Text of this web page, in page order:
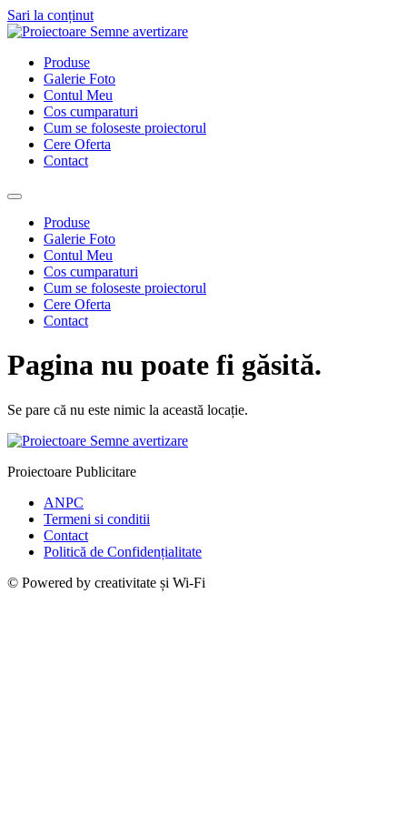
Sari la conținut
Produse
Galerie Foto
Contul Meu
Cos cumparaturi
Cum se foloseste proiectorul
Cere Oferta
Contact
Produse
Galerie Foto
Contul Meu
Cos cumparaturi
Cum se foloseste proiectorul
Cere Oferta
Contact
Pagina nu poate fi găsită.
Se pare că nu este nimic la această locație.
Proiectoare Publicitare
ANPC
Termeni si conditii
Contact
Politică de Confidențialitate
© Powered by creativitate și Wi-Fi